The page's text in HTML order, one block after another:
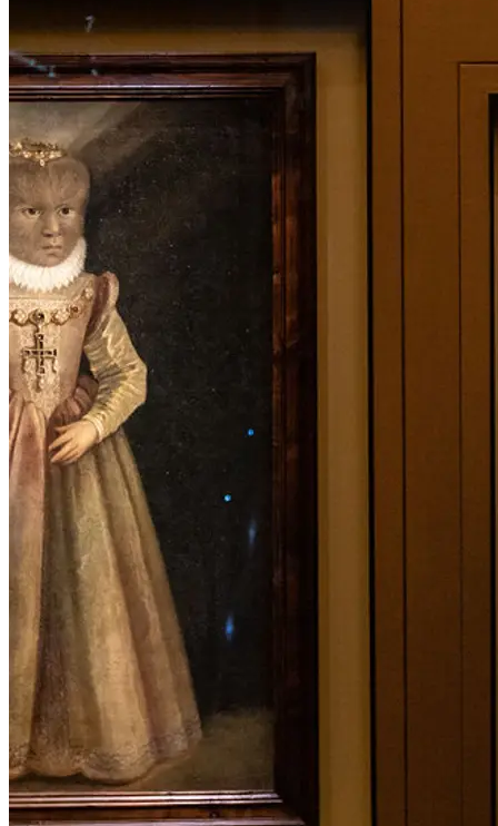
ist die erste von Wes Anderson und Juman Malouf kuratierte
Ausstellung. Zu ihr erscheint ein Katalog mit Abbildungen aller
ausgestellten Werke.
...Mehr lesen